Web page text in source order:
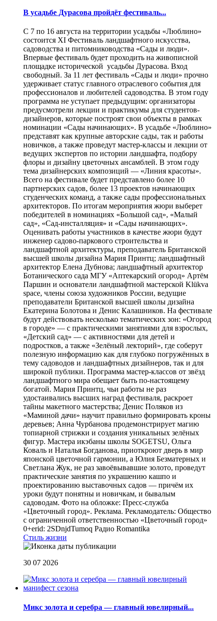
В усадьбе Дурасова пройдёт фестиваль...
С 7 по 16 августа на территории усадьбы «Люблино»
состоится XI Фестиваль ландшафтного искусства,
садоводства и питомниководства «Сады и люди».
Впервые фестиваль будет проходить на живописной
площадке исторической усадьбы Дурасова. Вход
свободный. За 11 лет фестиваль «Сады и люди» прочно
удерживает статус главного отраслевого события для
профессионалов и любителей садоводства. В этом году
программа не уступает предыдущим: организаторы
предусмотрели лекции и практикумы для студентов-
дизайнеров, которые построят свои объекты в рамках
номинации «Сады начинающих». В усадьбе «Люблино»
представят как крупные авторские сады, так и работы
новичков, а также проведут мастер-классы и лекции от
ведущих экспертов по истории ландшафта, подбору
флоры и дизайну цветочных ансамблей. В этом году
тема дизайнерских композиций — «Линия красоты».
Всего на фестивале будет представлено более 10
партнерских садов, более 13 проектов начинающих
студенческих команд, а также сады профессиональных
архитекторов. По итогам мероприятия жюри выберет
победителей в номинациях «Большой сад», «Малый
сад», «Сад-инсталляция» и «Сады начинающих».
Оценивать работы участников в качестве жюри будут
инженер садово-паркового строительства и
ландшафтной архитектуры, преподаватель Британской
высшей школы дизайна Мария Принтц; ландшафтный
архитектор Елена Дубнова; ландшафтный архитектор
Ботанического сада МГУ «Аптекарский огород» Артём
Паршин и основатели ландшафтной мастерской Klükva
space, члены союза художников России, ведущие
преподаватели Британской высшей школы дизайна
Екатерина Болотова и Денис Калашников. На фестивале
будут действовать несколько тематических зон: «Огород
в городе» — с практическими занятиями для взрослых,
«Детский сад» — с активностями для детей и
подростков, а также «Зелёный лекторий», где соберут
полезную информацию как для глубоко погружённых в
тему садоводов и ландшафтных дизайнеров, так и для
широкой публики. Программа мастер-классов от звёзд
ландшафтного мира обещает быть по-настоящему
богатой. Мария Принтц, чьи работы не раз
удостаивались высших наград фестиваля, раскроет
тайны макетного мастерства; Денис Поляков из
«Маминой дачи» научит правильно формировать кроны
деревьев; Анна Чурбанова продемонстрирует магию
топиарной стрижки и создания уникальных зелёных
фигур. Мастера икэбаны школы SOGETSU, Ольга
Коваль и Наталья Богданова, приоткроют дверь в мир
японской цветочной гармонии, а Юлия Безматерных и
Светлана Жук, не раз завоёвывавшие золото, проведут
практические занятия по украшению кашпо и
проектированию выставочных садов — причём их
уроки будут понятны и новичкам, и бывалым
садоводам. Фото на обложке: Пресс-служба
«Цветочный город». Реклама. Рекламодатель: Общество
с ограниченной ответственностью «Цветочный город»
0+erid: 2SDnjdTumoq Радио Romantika
Стиль жизни
30 07 2026
Микс золота и серебра — главный ювелирный...